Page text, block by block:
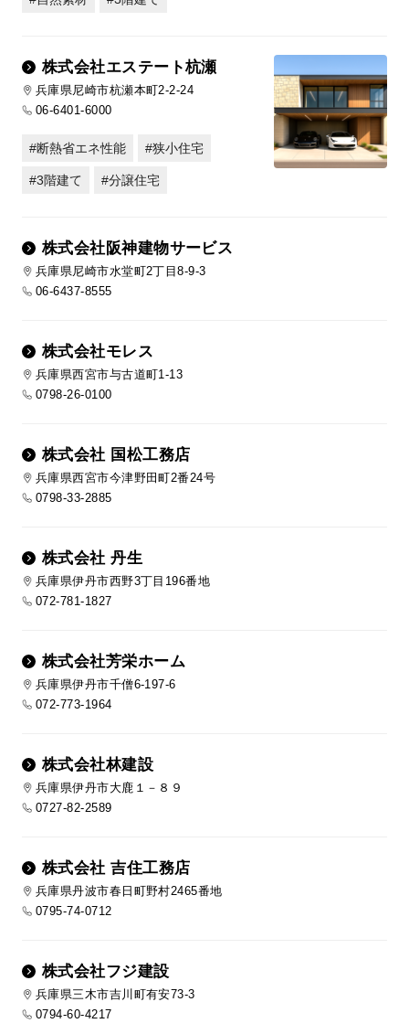
株式会社エステート杭瀬
兵庫県尼崎市杭瀬本町2-2-24
06-6401-6000
断熱省エネ性能 狭小住宅
3階建て 分譲住宅
株式会社阪神建物サービス
兵庫県尼崎市水堂町2丁目8-9-3
06-6437-8555
株式会社モレス
兵庫県西宮市与古道町1-13
0798-26-0100
株式会社 国松工務店
兵庫県西宮市今津野田町2番24号
0798-33-2885
株式会社 丹生
兵庫県伊丹市西野3丁目196番地
072-781-1827
株式会社芳栄ホーム
兵庫県伊丹市千僧6-197-6
072-773-1964
株式会社林建設
兵庫県伊丹市大鹿１－８９
0727-82-2589
株式会社 吉住工務店
兵庫県丹波市春日町野村2465番地
0795-74-0712
株式会社フジ建設
兵庫県三木市吉川町有安73-3
0794-60-4217